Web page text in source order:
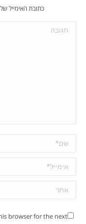
כתובת האימייל
תגובה
שם *
אימייל *
אתר
browser for the next